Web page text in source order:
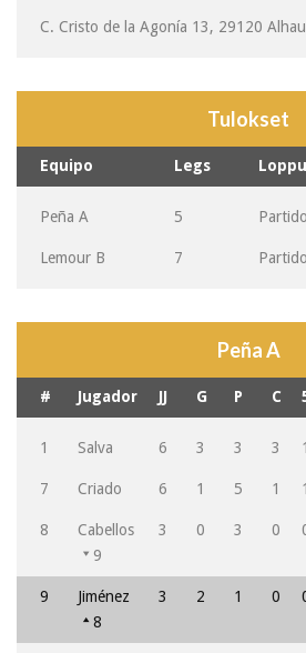
C. Cristo de la Agonía 13, 29120
Tulokset
Equipo Legs
Peña A 5
Lemour B 7
Peña A
# Jugador JJ G P C
1 Salva 6 3 3 3 1
7 Criado 6 1 5 1 1
8
Cabellos
9
3 0 3 0
9
Jiménez
8
3 2 1 0